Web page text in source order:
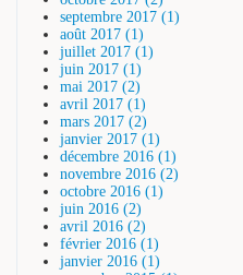
septembre 2017 (1)
août 2017 (1)
juillet 2017 (1)
juin 2017 (1)
mai 2017 (2)
avril 2017 (1)
mars 2017 (2)
janvier 2017 (1)
décembre 2016 (1)
novembre 2016 (2)
octobre 2016 (1)
juin 2016 (2)
avril 2016 (2)
février 2016 (1)
janvier 2016 (1)